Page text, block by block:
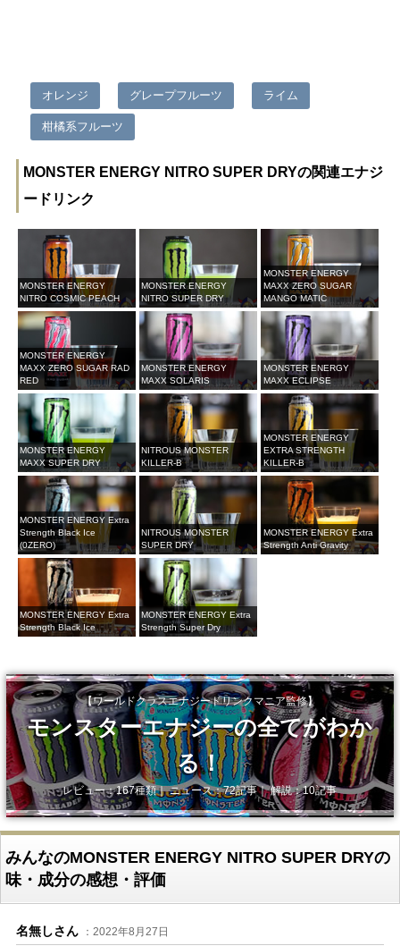
オレンジ グレープフルーツ ライム
柑橘系フルーツ
MONSTER ENERGY NITRO SUPER DRYの関連エナジ
ードリンク
MONSTER ENERGY
NITRO COSMIC PEACH
MONSTER ENERGY
NITRO SUPER DRY
MONSTER ENERGY
MAXX ZERO SUGAR
MANGO MATIC
MONSTER ENERGY
MAXX ZERO SUGAR RAD
RED
MONSTER ENERGY
MAXX SOLARIS
MONSTER ENERGY
MAXX ECLIPSE
MONSTER ENERGY
MAXX SUPER DRY
NITROUS MONSTER
KILLER-B
MONSTER ENERGY
EXTRA STRENGTH
KILLER-B
MONSTER ENERGY Extra
Strength Black Ice
(0ZERO)
NITROUS MONSTER
SUPER DRY
MONSTER ENERGY Extra
Strength Anti Gravity
MONSTER ENERGY Extra
Strength Black Ice
MONSTER ENERGY Extra
Strength Super Dry
【ワールドクラスエナジードリンクマニア監修】
モンスターエナジーの全てがわか
る！
レビュー：167種類｜ ニュース：72記事｜ 解説：10記事
みんなのMONSTER ENERGY NITRO SUPER DRYの
味・成分の感想・評価
名無しさん ：2022年8月27日